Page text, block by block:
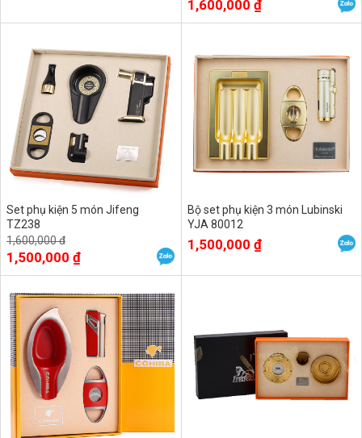
1,600,000 ₫
Set phụ kiện 5 món Jifeng
TZ238
1,600,000 đ
1,500,000 ₫
Bộ set phụ kiện 3 món Lubinski
YJA 80012
1,500,000 ₫